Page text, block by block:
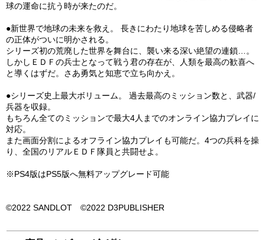
球の運命に抗う時が来たのだ。
●新世界で地球の未来を救え。 長きにわたり地球を苦しめる侵略者
の正体がついに明かされる。
シリーズ初の荒廃した世界を舞台に、襲い来る深い絶望の連鎖…。
しかしＥＤＦの兵士となって戦う君の存在が、人類を最高の歓喜へ
と導くはずだ。さあ勇気と知恵で立ち向かえ。
●シリーズ史上最大ボリューム。 過去最高のミッション数と、武器/
兵器を収録。
もちろん全てのミッションで最大4人までのオンライン協力プレイに
対応。
また画面分割によるオフライン協力プレイも可能だ。4つの兵科を操
り、全国のリアルＥＤＦ隊員と共闘せよ。
※PS4版はPS5版へ無料アップグレード可能
©2022 SANDLOT ©2022 D3PUBLISHER